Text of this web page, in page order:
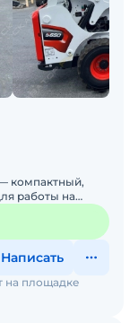
компактный,
работы на
и фермах.
Написать
на площадке